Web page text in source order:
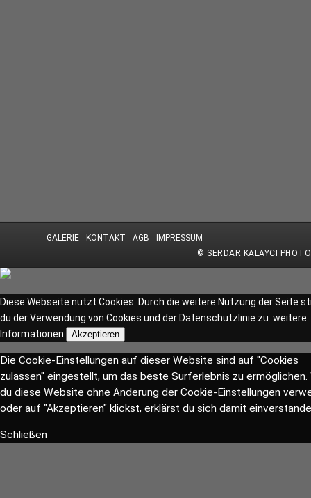
GALERIE KONTAKT AGB
IMPRESSUM
© SERDAR KALAYCI
Diese Webseite nutzt Cookies. Durch die weitere Nutzung der Seite
du der Verwendung von Cookies und der Datenschutzlinie zu. weitere
Informationen
Akzeptieren
Die Cookie-Einstellungen auf dieser Website sind auf "Cookies
zulassen" eingestellt, um das beste Surferlebnis zu ermöglichen.
du diese Website ohne Änderung der Cookie-Einstellungen
oder auf "Akzeptieren" klickst, erklärst du sich damit
Schließen